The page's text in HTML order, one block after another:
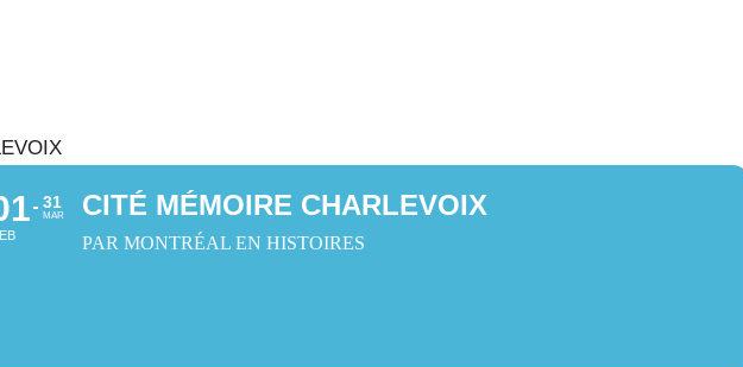
31
MAR CITÉ MÉMOIRE CHARLEVOIX
PAR MONTRÉAL EN HISTOIRES